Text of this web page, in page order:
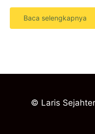
Baca selengkapnya
© Laris